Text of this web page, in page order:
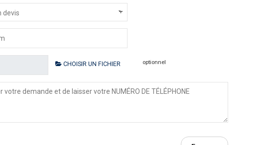
CHOISIR UN FICHIER optionnel